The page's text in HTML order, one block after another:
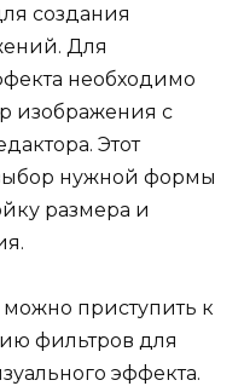
создания
Для
необходимо
изображения с
Этот
нужной формы
размера и
приступить к
фильтров для
эффекта.